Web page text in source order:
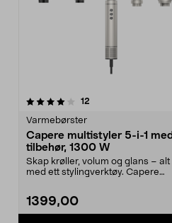
12
Varmebørster
Capere multistyler 5-i-1 med
tilbehør, 1300 W
Skap krøller, volum og glans – alt
med ett stylingverktøy. Capere
1399,00
0.0 av 5 stjerner